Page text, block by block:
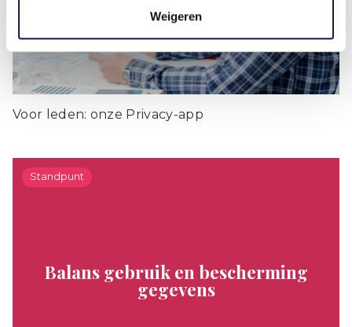
Weigeren
Voor leden: onze Privacy-app
Standpunt
Balans gebruik en bescherming
gegevens